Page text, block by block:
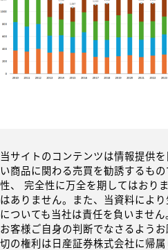
当サイトのコンテンツは情報提供
い商品に関わる売買を勧誘するも
性、 完全性に万全を期してはおり
はありません。また、当資料によ
についても当社は責任を負いません
お客様ご自身の判断でなさるよう
切の権利は日産証券株式会社に帰